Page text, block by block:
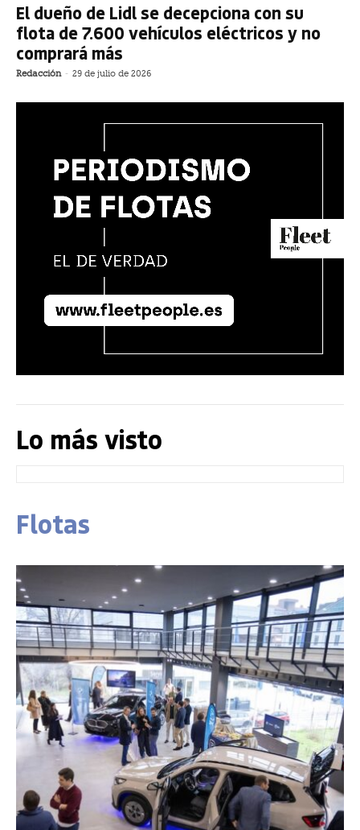
El dueño de Lidl se decepciona con su
flota de 7.600 vehículos eléctricos y no
comprará más
Redacción - 29 de julio de 2026
Lo más visto
Flotas